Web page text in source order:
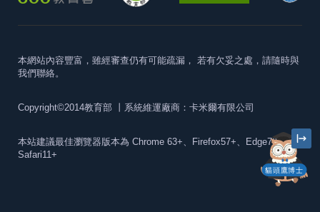
貓頭鷹博士
本網站內容豐富，雖經審查仍有可能疏漏， 若有欠妥之處，請隨時與
我們聯絡。
Copyright©2014教育部 丨系統維運廠商：卡米爾有限公司
本站建議最佳瀏覽器版本為 Chrome 63+、Firefox57+、Edge79+及
Safari11+